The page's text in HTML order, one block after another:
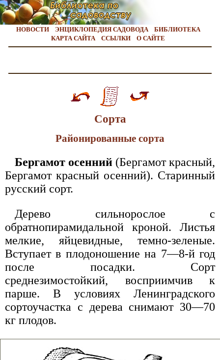
НОВОСТИ ЭНЦИКЛОПЕДИЯ САДОВОДА
БИБЛИОТЕКА
КАРТА САЙТА
ССЫЛКИ О САЙТЕ
Сорта
Районированные сорта
Бергамот осенний (Бергамот красный,
Бергамот красный осенний). Старинный
русский сорт.
Дерево сильнорослое с
обратнопирамидальной кроной. Листья
мелкие, яйцевидные, темно-зеленые.
Вступает в плодоношение на 7—8-й год
после посадки. Сорт
среднезимостойкий, восприимчив к
парше. В условиях Ленинградского
сортоучастка с дерева снимают 30—70
кг плодов.